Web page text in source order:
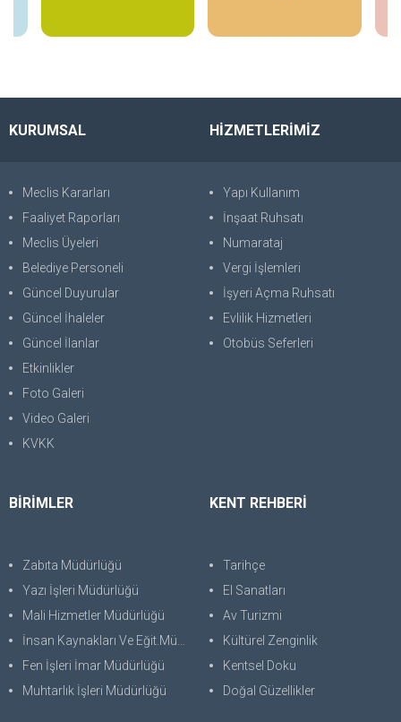
KURUMSAL
Meclis Kararları
Faaliyet Raporları
Meclis Üyeleri
Belediye Personeli
Güncel Duyurular
Güncel İhaleler
Güncel İlanlar
Etkinlikler
Foto Galeri
Video Galeri
KVKK
HİZMETLERİMİZ
Yapı Kullanım
İnşaat Ruhsatı
Numarataj
Vergi İşlemleri
İşyeri Açma Ruhsatı
Evlilik Hizmetleri
Otobüs Seferleri
BİRİMLER
Zabıta Müdürlüğü
Yazı İşleri Müdürlüğü
Mali Hizmetler Müdürlüğü
İnsan Kaynakları Ve Eğit.Müdürlüğü
Fen İşleri İmar Müdürlüğü
Muhtarlık İşleri Müdürlüğü
KENT REHBERİ
Tarihçe
El Sanatları
Av Turizmi
Kültürel Zenginlik
Kentsel Doku
Doğal Güzellikler